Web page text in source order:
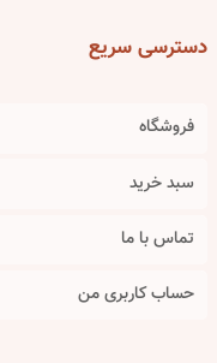
دسترسیسریع
فروشگاه
سبد خرید
تماس با ما
حساب کاربری من